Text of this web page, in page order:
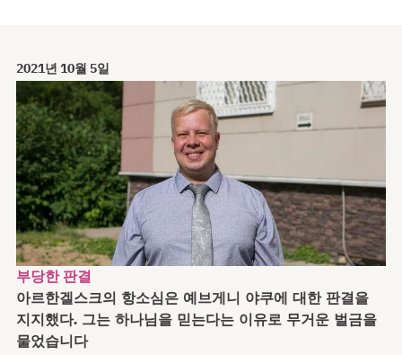
2021년 10월 5일
부당한 판결
아르한겔스크의 항소심은 예브게니 야쿠에 대한 판결을
지지했다. 그는 하나님을 믿는다는 이유로 무거운 벌금을
물었습니다